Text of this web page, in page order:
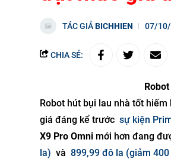
TÁC GIẢBICHHIEN 07/
CHIA SẺ:
Robot hút bụi lau nhà tốt
giá đáng kể trước sự kiện
X9 Pro Omni mới hơn đang
la) và 899,99 đô la (giảm